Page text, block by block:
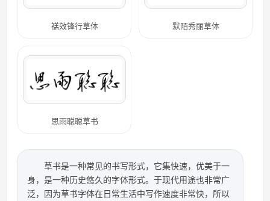
禚效锋行草体 默陌秀丽草体
思雨聪聪草书
草书是一种常见的书写形式，它集快速，优美于一
身，是一种历史悠久的字体形式。于现代用途也非常广
泛，因为草书字体在日常生活中写作速度非常快，所以